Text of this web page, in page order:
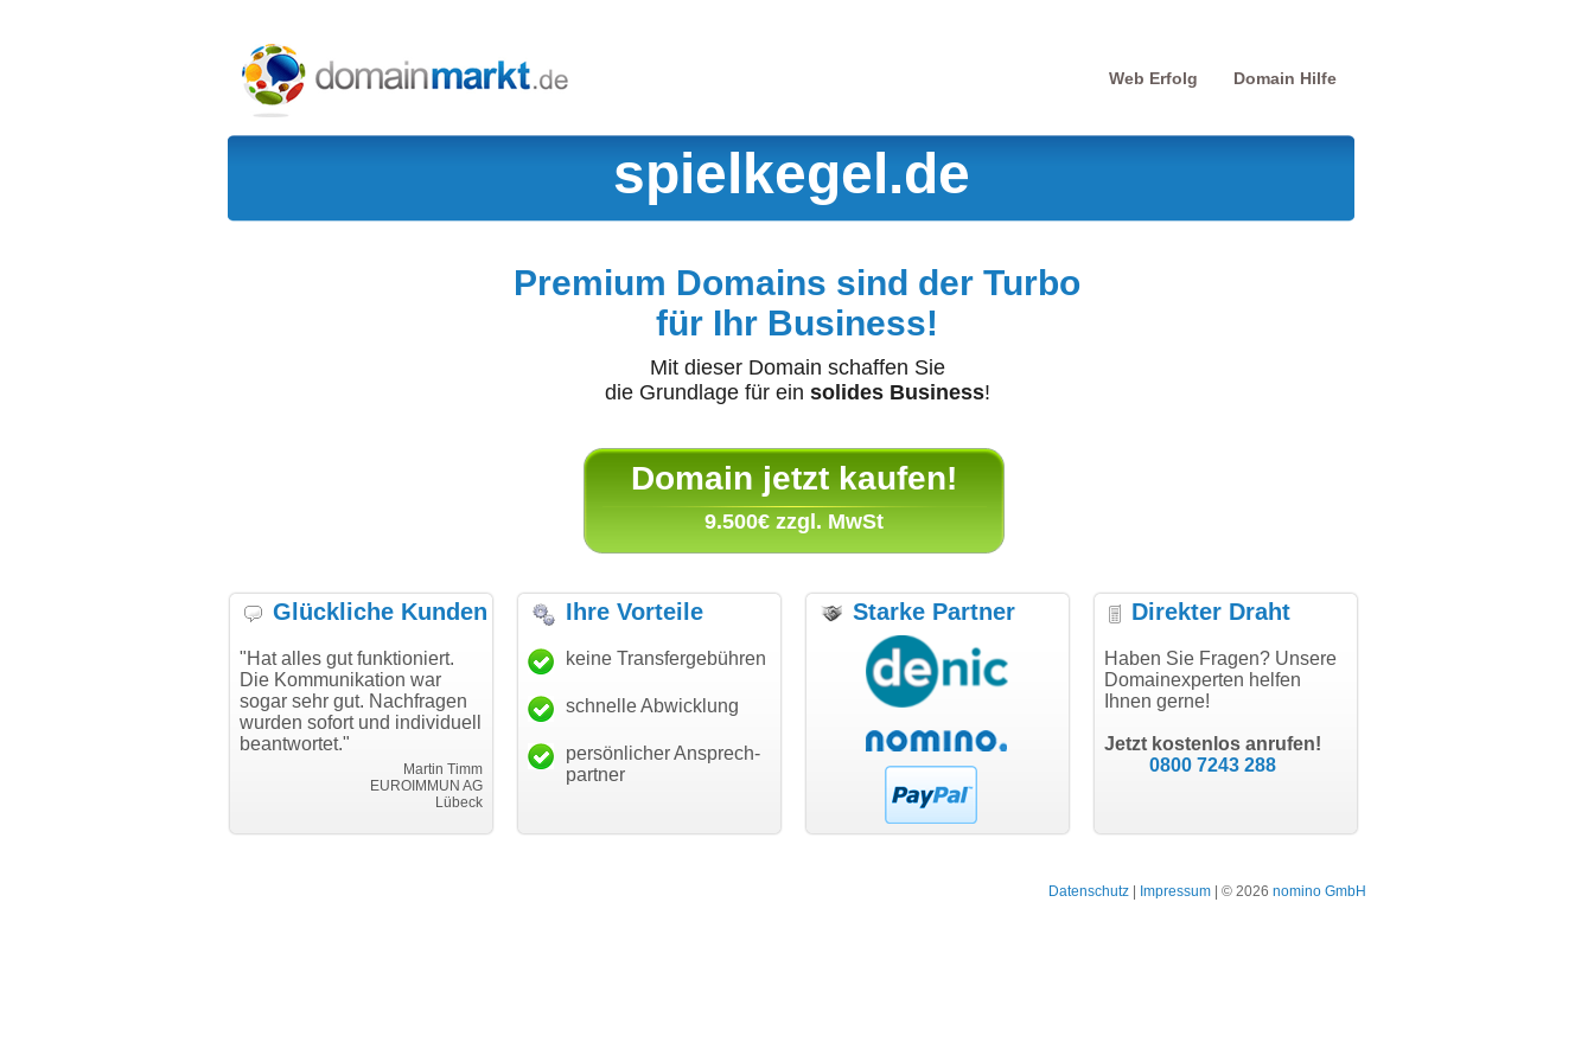
Web Erfolg Domain Hilfe
spielkegel.de
Premium Domains sind der Turbo
für Ihr Business!
Mit dieser Domain schaffen Sie
die Grundlage für ein solides Business!
Domain jetzt kaufen!
9.500€ zzgl. MwSt
Glückliche Kunden
"Hat alles gut funktioniert.
Die Kommunikation war
sogar sehr gut. Nachfragen
wurden sofort und individuell
beantwortet."
Martin Timm
EUROIMMUN AG
Lübeck
"Danke für den schnellen
Transfer und guten Service!"
Thomas Schäfer
i can eckert communication GmbH
"Ich bin dankbar, meine
Wunschdomain gefunden zu
haben. Die Domain passt für
hundertprozentig."
Janina Köck
Leben im Einklang
leben-im-einklang.de
"Super Abwicklung, vielen
modern software GbR
Landau an der Isar
"Vielen Dank für den
Ihre Vorteile
keine Transfergebühren
schnelle Abwicklung
persönlicher Ansprech-
partner
Starke Partner Direkter Draht
Haben Sie Fragen? Unsere
Domainexperten helfen
Ihnen gerne!
Jetzt kostenlos anrufen!
0800 7243 288
Datenschutz Impressum | © 2026 nomino GmbH